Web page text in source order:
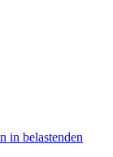
in belastenden